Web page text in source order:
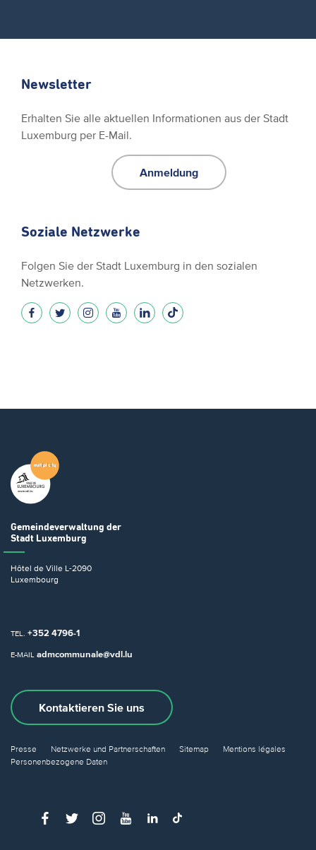
Newsletter
Erhalten Sie alle aktuellen Informationen aus der Stadt
Luxemburg per E-Mail.
Anmeldung
Soziale Netzwerke
Folgen Sie der Stadt Luxemburg in den sozialen
Netzwerken.
Gemeindeverwaltung der
Stadt Luxemburg
Hôtel de Ville L-2090
Luxembourg
TEL. +352 4796-1
E-MAIL admcommunale@vdl.lu
Kontaktieren Sie uns
Presse Netzwerke und Partnerschaften Sitemap
Mentions légales
Personenbezogene Daten